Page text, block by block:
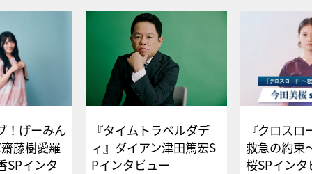
！げーみん
藤樹愛羅
SPインタ
『タイムトラベルダデ
ィ』ダイアン津田篤宏S
Pインタビュー
『クロス
救急の約束
桜SPイ